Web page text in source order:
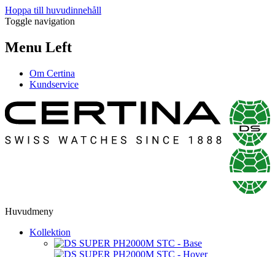
Hoppa till huvudinnehåll
Toggle navigation
Menu Left
Om Certina
Kundservice
Huvudmeny
Kollektion